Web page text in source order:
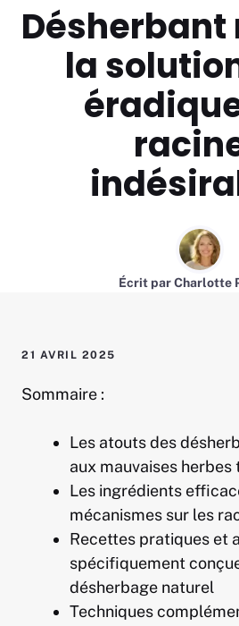
Désherbant
la
Écrit parCharlotte
21 AVRIL 2025
Sommaire :
Les atouts des
aux mauvaises herbes
Les ingrédients
mécanismes sur les
Recettes pratiques et
spécifiquement
désherbage naturel
Techniques